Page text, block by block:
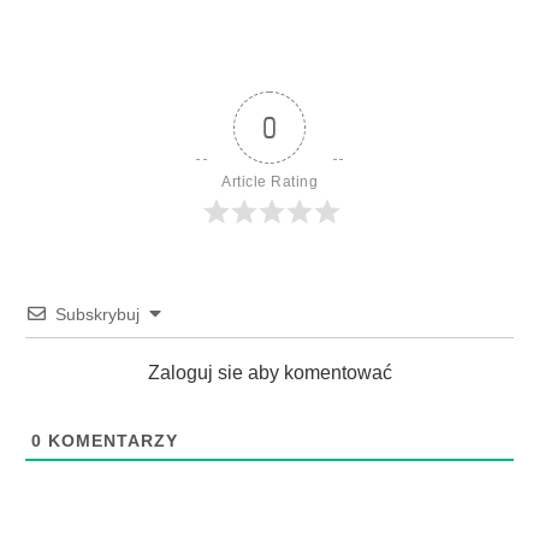
0
Article Rating
Subskrybuj
Zaloguj sie aby komentować
0 KOMENTARZY